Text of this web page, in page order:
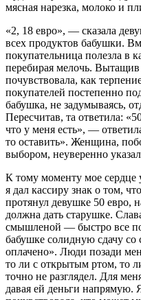
мясная нарезка, молоко и
«2, 18 евро», — сказала
всех продуктов бабушки.
покупательница полезла в
перебирая мелочь.
почувствовала, как
покупателей постепенно
бабушка, не задумываясь,
Пересчитав, та ответила:
что у меня есть», —
то оставить». Женщина,
выбором, неуверенно
К тому моменту мое сердце
я дал кассиру знак о том,
протянул девушке 50 евро,
должна дать старушке.
смышленой — быстро все
бабушке солидную сдачу со
оплачено». Люди позади
то ли с открытым ртом, то
точно не разглядел. Для
давая ей деньги напрямую.